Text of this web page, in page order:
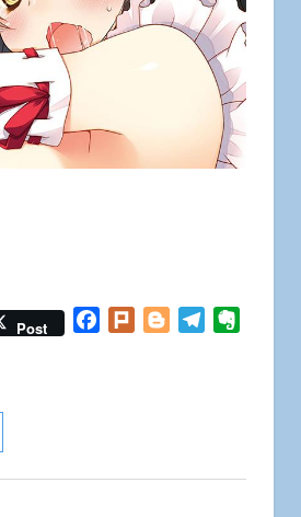
Post Facebook
Plurk BloggerTelegram